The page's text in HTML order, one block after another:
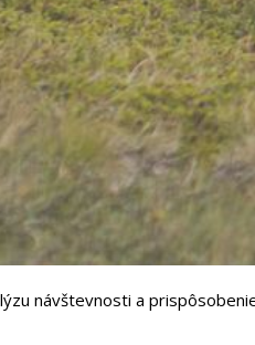
návštevnosti a